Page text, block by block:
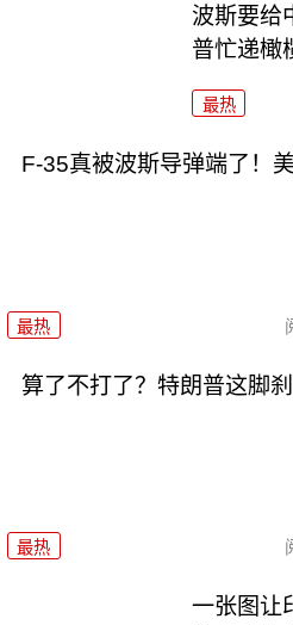
波斯要给
普忙递橄
最热
F-35真被波斯导弹端了！
最热
算了不打了？特朗普这脚
最热
一张图让